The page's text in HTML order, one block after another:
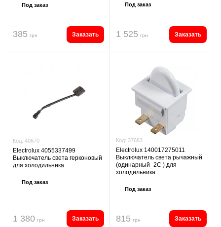
Под заказ
385 грн Заказать
Под заказ
1 525 грн Заказать
Код: 40670
Electrolux 4055337499
Выключатель света герконовый
для холодильника
Под заказ
1 380 грн Заказать
Код: 37683
Electrolux 140017275011
Выключатель света рычажный
(одинарный_2С ) для
холодильника
Под заказ
815 грн Заказать